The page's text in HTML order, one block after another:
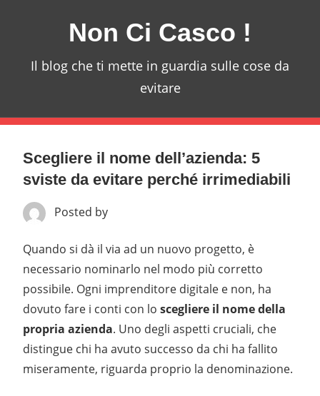
Non Ci Casco !
Il blog che ti mette in guardia sulle cose da
evitare
Scegliere il nome dell’azienda: 5
sviste da evitare perché irrimediabili
Posted by
Quando si dà il via ad un nuovo progetto, è
necessario nominarlo nel modo più corretto
possibile. Ogni imprenditore digitale e non, ha
dovuto fare i conti con lo scegliere il nome della
propria azienda. Uno degli aspetti cruciali, che
distingue chi ha avuto successo da chi ha fallito
miseramente, riguarda proprio la denominazione.